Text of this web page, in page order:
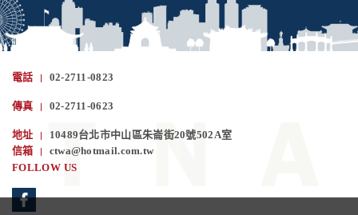
電話 02-2711-0823
傳真 02-2711-0623
地址
10489台北市中山區朱崙街20號502A室
信箱
ctwa@hotmail.com.tw
FOLLOW US